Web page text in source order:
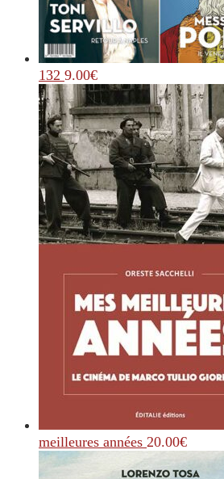
132 9.00€
meilleures années 20.00€